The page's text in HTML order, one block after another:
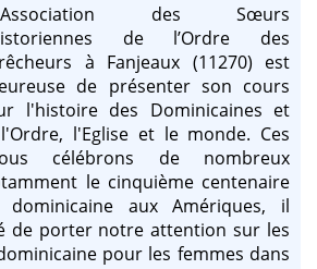
des Sœurs
de l’Ordre des
à Fanjeaux (11270) est
de présenter son cours
l'histoire des Dominicaines et
l'Eglise et le monde. Ces
célébrons de nombreux
le cinquième centenaire
aux Amériques, il
de porter notre attention sur les
pour les femmes dans